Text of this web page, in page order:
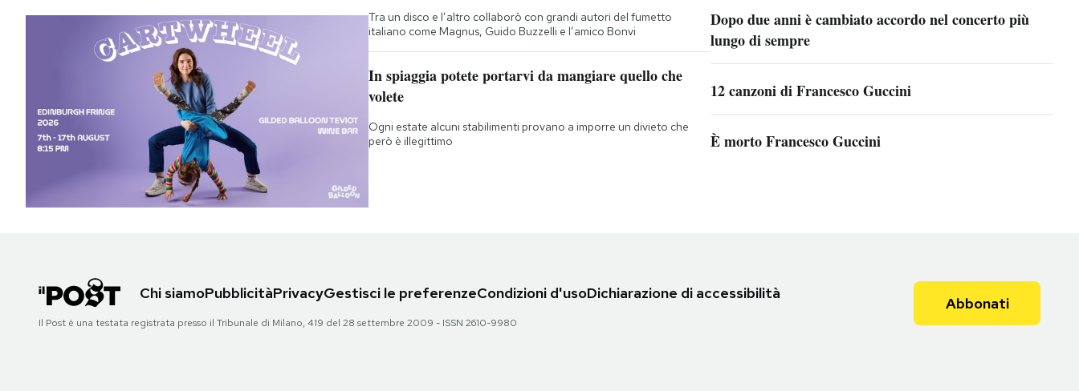
Tra un disco e l’altro collaborò con grandi autori del fumetto
italiano come Magnus, Guido Buzzelli e l’amico Bonvi
In spiaggia potete portarvi da mangiare quello che
volete
Ogni estate alcuni stabilimenti provano a imporre un divieto che
però è illegittimo
Dopo due anni è cambiato accordo nel concerto più
lungo di sempre
12 canzoni di Francesco Guccini
È morto Francesco Guccini
Chi siamoPubblicitàPrivacyGestisci le preferenzeCondizioni d'usoDichiarazione di accessibilità
Il Post è una testata registrata presso il Tribunale di Milano, 419 del 28 settembre 2009 - ISSN 2610-9980
Abbonati